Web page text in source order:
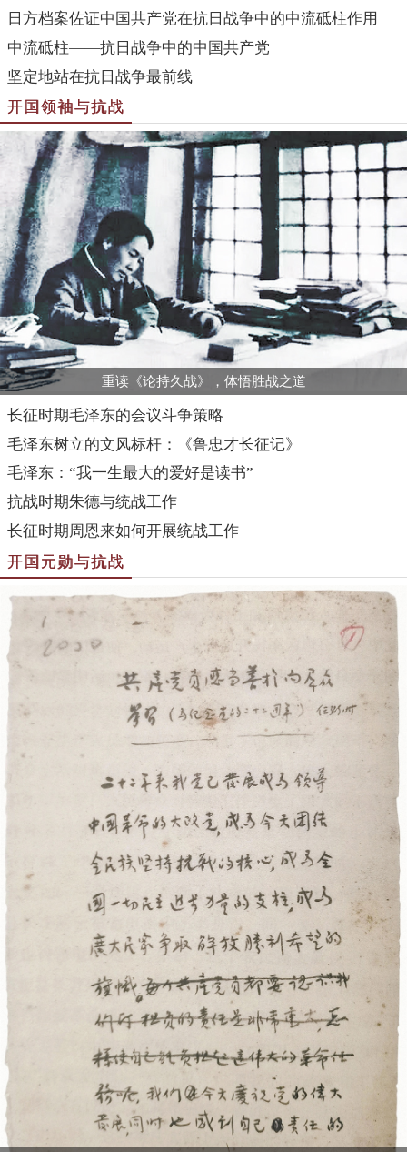
日方档案佐证中国共产党在抗日战争中的中流砥柱作用
中流砥柱——抗日战争中的中国共产党
坚定地站在抗日战争最前线
开国领袖与抗战
重读《论持久战》，体悟胜战之道
长征时期毛泽东的会议斗争策略
毛泽东树立的文风标杆：《鲁忠才长征记》
毛泽东：“我一生最大的爱好是读书”
抗战时期朱德与统战工作
长征时期周恩来如何开展统战工作
开国元勋与抗战